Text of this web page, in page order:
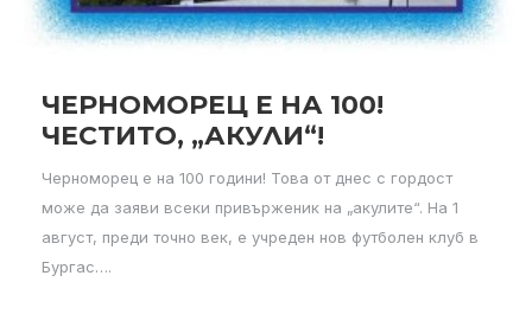
ЧЕРНОМОРЕЦ Е НА 100!
ЧЕСТИТО, „АКУЛИ“!
Черноморец е на 100 години! Това от днес с гордост
може да заяви всеки привърженик на „акулите“. На 1
август, преди точно век, е учреден нов футболен клуб в
Бургас….